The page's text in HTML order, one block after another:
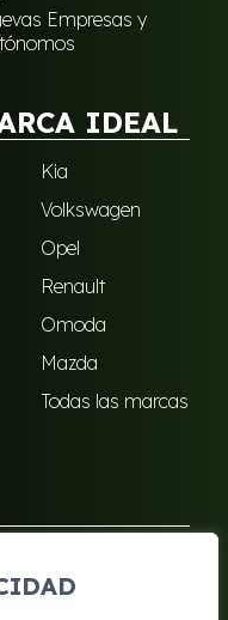
Empresas y
IDEAL
Kia
Volkswagen
Opel
Renault
Omoda
Mazda
Todas las marcas
Cruz